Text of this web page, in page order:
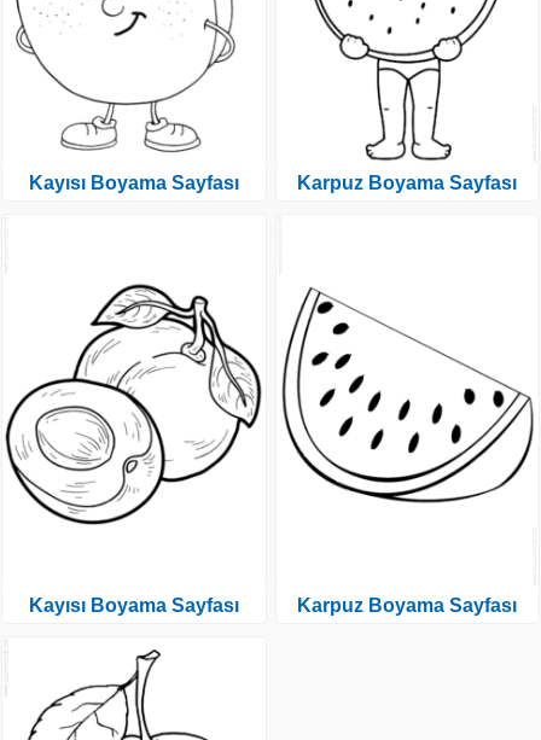
Kayısı Boyama Sayfası
Kayısı Boyama Sayfası
Karpuz Boyama Sayfası
Karpuz Boyama Sayfası